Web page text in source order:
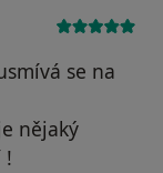
se na
nějaký
!